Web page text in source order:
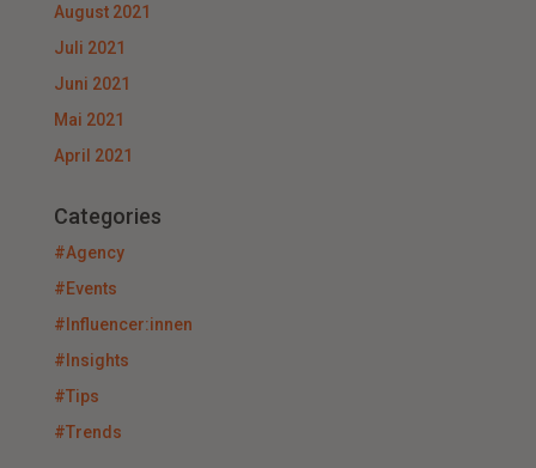
August 2021
Juli 2021
Juni 2021
Mai 2021
April 2021
Categories
#Agency
#Events
#Influencer:innen
#Insights
#Tips
#Trends